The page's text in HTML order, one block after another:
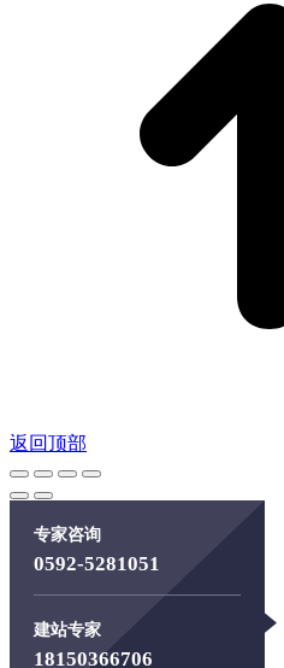
返回顶部
专家咨询
0592-5281051
建站专家
18150366706